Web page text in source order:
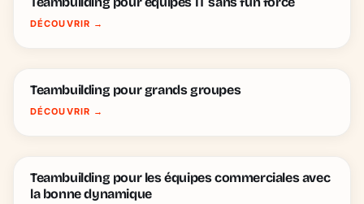
DÉCOUVRIR →
Teambuilding pour grands groupes
DÉCOUVRIR →
Teambuilding pour les équipes commerciales avec
la bonne dynamique